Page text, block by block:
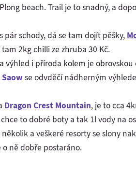
beach. Trail je to snadný, a
pár schody, dá se tam dojít pěšky,
2kg chilli ze zhruba 30 Kč.
výhled i příroda kolem je
se odvděčí nádherným
Dragon Crest Mountain, je to cca
to dobré boty a tak 1l vody na
a veškeré resorty se slony
ně dobře postaráno.